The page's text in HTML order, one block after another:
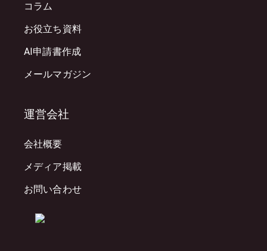
コラム
お役立ち資料
AI申請書作成
メールマガジン
運営会社
会社概要
メディア掲載
お問い合わせ